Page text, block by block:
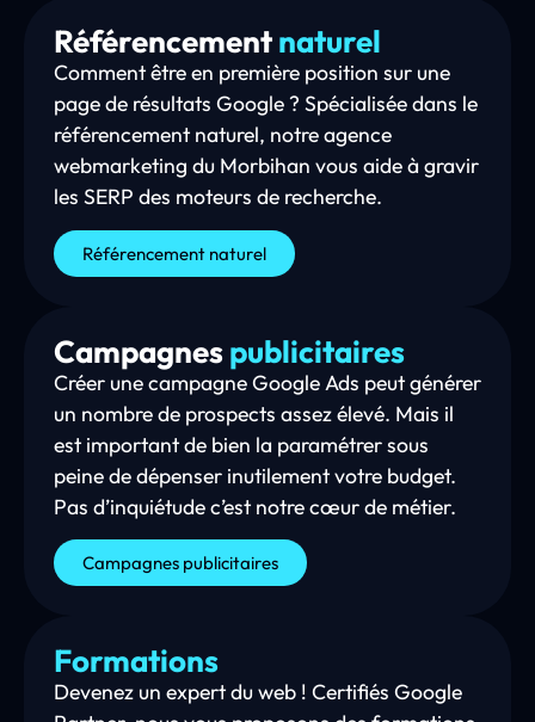
Référencementnaturel
Comment être en première position sur une
page de résultats Google ? Spécialisée dans le
référencement naturel, notre agence
webmarketing du Morbihan vous aide à gravir
les SERP des moteurs de recherche.
Référencement naturel
Campagnespublicitaires
Créer une campagne Google Ads peut générer
un nombre de prospects assez élevé. Mais il
est important de bien la paramétrer sous
peine de dépenser inutilement votre budget.
Pas d’inquiétude c’est notre cœur de métier.
Campagnes publicitaires
Formations
Devenez un expert du web ! Certifiés Google